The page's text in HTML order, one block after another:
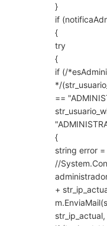
}
if
{
try
{
if (/
*/
==
{
string error
//
+